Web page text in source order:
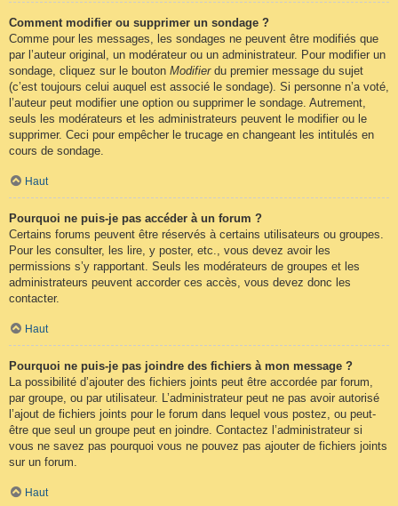
Comment modifier ou supprimer un sondage ?
Comme pour les messages, les sondages ne peuvent être modifiés que
par l’auteur original, un modérateur ou un administrateur. Pour modifier un
sondage, cliquez sur le bouton Modifierdu premier message du sujet
(c’est toujours celui auquel est associé le sondage). Si personne n’a voté,
l’auteur peut modifier une option ou supprimer le sondage. Autrement,
seuls les modérateurs et les administrateurs peuvent le modifier ou le
supprimer. Ceci pour empêcher le trucage en changeant les intitulés en
cours de sondage.
Haut
Pourquoi ne puis-je pas accéder à un forum ?
Certains forums peuvent être réservés à certains utilisateurs ou groupes.
Pour les consulter, les lire, y poster, etc., vous devez avoir les
permissions s’y rapportant. Seuls les modérateurs de groupes et les
administrateurs peuvent accorder ces accès, vous devez donc les
contacter.
Haut
Pourquoi ne puis-je pas joindre des fichiers à mon message ?
La possibilité d’ajouter des fichiers joints peut être accordée par forum,
par groupe, ou par utilisateur. L’administrateur peut ne pas avoir autorisé
l’ajout de fichiers joints pour le forum dans lequel vous postez, ou peut-
être que seul un groupe peut en joindre. Contactez l’administrateur si
vous ne savez pas pourquoi vous ne pouvez pas ajouter de fichiers joints
sur un forum.
Haut